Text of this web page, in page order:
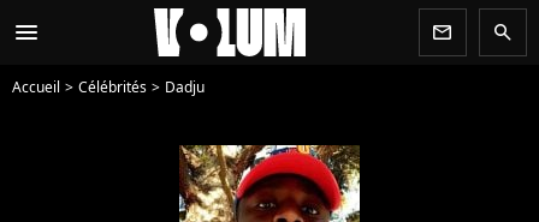
menu newsletter search
Accueil Célébrités Dadju